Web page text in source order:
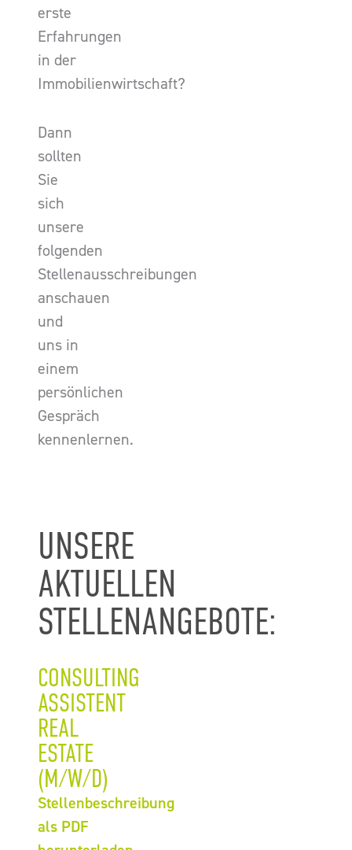
erste
Erfahrungen
in der
Immobilienwirtschaft?
Dann
sollten
Sie
sich
unsere
folgenden
Stellenausschreibungen
anschauen
und
uns in
einem
persönlichen
Gespräch
kennenlernen.
UNSERE
AKTUELLEN
STELLENANGEBOTE:
CONSULTING
ASSISTENT
REAL
ESTATE
(M/W/D)
Stellenbeschreibung
als PDF